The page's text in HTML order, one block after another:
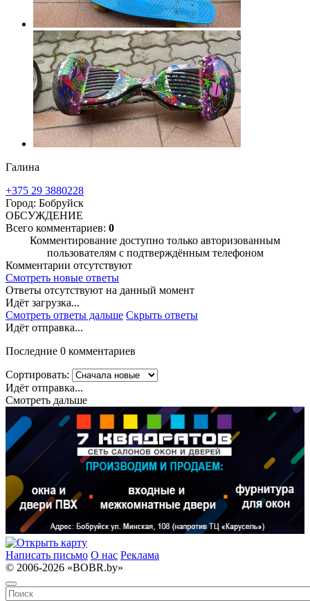
Галина
+375 29 3880228
Город: Бобруйск
ОБСУЖДЕНИЕ
Всего комментариев: 0
Комментирование доступно только авторизованным
пользователям с подтверждённым телефоном
Комментарии отсутствуют
Смотреть новые ответы
Ответы отсутствуют на данный момент
Идёт загрузка...
Смотреть ответы дальше Скрыть ответы
Идёт отправка...
Последние 0 комментариев
Сортировать:
Идёт отправка...
Смотреть дальше
Написать письмо О нас Реклама
© 2006-2026 «BOBR.by»